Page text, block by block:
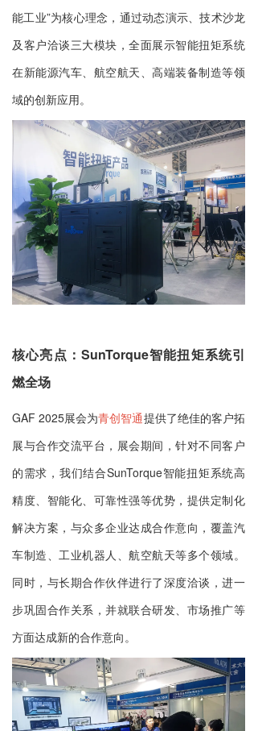
能工业”为核心理念，通过动态演示、技术沙龙
及客户洽谈三大模块，全面展示智能扭矩系统
在新能源汽车、航空航天、高端装备制造等领
域的创新应用。
核心亮点：SunTorque智能扭矩系统引
燃全场
GAF 2025展会为青创智通提供了绝佳的客户拓
展与合作交流平台，展会期间，针对不同客户
的需求，我们结合SunTorque智能扭矩系统高
精度、智能化、可靠性强等优势，提供定制化
解决方案，与众多企业达成合作意向，覆盖汽
车制造、工业机器人、航空航天等多个领域。
同时，与长期合作伙伴进行了深度洽谈，进一
步巩固合作关系，并就联合研发、市场推广等
方面达成新的合作意向。